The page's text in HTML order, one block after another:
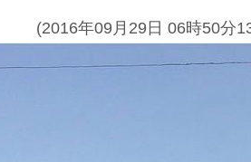
(2016年09月29日 06時50分